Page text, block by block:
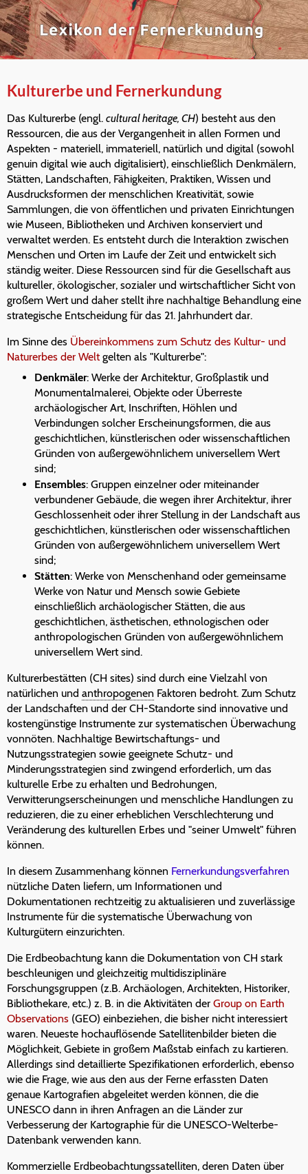
Kulturerbe und Fernerkundung
Das Kulturerbe (engl. cultural heritage, CH) besteht aus den
Ressourcen, die aus der Vergangenheit in allen Formen und
Aspekten - materiell, immateriell, natürlich und digital (sowohl
genuin digital wie auch digitalisiert), einschließlich Denkmälern,
Stätten, Landschaften, Fähigkeiten, Praktiken, Wissen und
Ausdrucksformen der menschlichen Kreativität, sowie
Sammlungen, die von öffentlichen und privaten Einrichtungen
wie Museen, Bibliotheken und Archiven konserviert und
verwaltet werden. Es entsteht durch die Interaktion zwischen
Menschen und Orten im Laufe der Zeit und entwickelt sich
ständig weiter. Diese Ressourcen sind für die Gesellschaft aus
kultureller, ökologischer, sozialer und wirtschaftlicher Sicht von
großem Wert und daher stellt ihre nachhaltige Behandlung eine
strategische Entscheidung für das 21. Jahrhundert dar.
Im Sinne des Übereinkommens zum Schutz des Kultur- und
Naturerbes der Weltgelten als "Kulturerbe":
Denkmäler: Werke der Architektur, Großplastik und
Monumentalmalerei, Objekte oder Überreste
archäologischer Art, Inschriften, Höhlen und
Verbindungen solcher Erscheinungsformen, die aus
geschichtlichen, künstlerischen oder wissenschaftlichen
Gründen von außergewöhnlichem universellem Wert
sind;
Ensembles: Gruppen einzelner oder miteinander
verbundener Gebäude, die wegen ihrer Architektur, ihrer
Geschlossenheit oder ihrer Stellung in der Landschaft aus
geschichtlichen, künstlerischen oder wissenschaftlichen
Gründen von außergewöhnlichem universellem Wert
sind;
Stätten: Werke von Menschenhand oder gemeinsame
Werke von Natur und Mensch sowie Gebiete
einschließlich archäologischer Stätten, die aus
geschichtlichen, ästhetischen, ethnologischen oder
anthropologischen Gründen von außergewöhnlichem
universellem Wert sind.
Kulturerbestätten (CH sites) sind durch eine Vielzahl von
natürlichen und anthropogenen Faktoren bedroht. Zum Schutz
der Landschaften und der CH-Standorte sind innovative und
kostengünstige Instrumente zur systematischen Überwachung
vonnöten. Nachhaltige Bewirtschaftungs- und
Nutzungsstrategien sowie geeignete Schutz- und
Minderungsstrategien sind zwingend erforderlich, um das
kulturelle Erbe zu erhalten und Bedrohungen,
Verwitterungserscheinungen und menschliche Handlungen zu
reduzieren, die zu einer erheblichen Verschlechterung und
Veränderung des kulturellen Erbes und "seiner Umwelt" führen
können.
In diesem Zusammenhang können Fernerkundungsverfahren
nützliche Daten liefern, um Informationen und
Dokumentationen rechtzeitig zu aktualisieren und zuverlässige
Instrumente für die systematische Überwachung von
Kulturgütern einzurichten.
Die Erdbeobachtung kann die Dokumentation von CH stark
beschleunigen und gleichzeitig multidisziplinäre
Forschungsgruppen (z.B. Archäologen, Architekten, Historiker,
Bibliothekare, etc.) z. B. in die Aktivitäten der Group on Earth
Observations (GEO) einbeziehen, die bisher nicht interessiert
waren. Neueste hochauflösende Satellitenbilder bieten die
Möglichkeit, Gebiete in großem Maßstab einfach zu kartieren.
Allerdings sind detaillierte Spezifikationen erforderlich, ebenso
wie die Frage, wie aus den aus der Ferne erfassten Daten
genaue Kartografien abgeleitet werden können, die die
UNESCO dann in ihren Anfragen an die Länder zur
Verbesserung der Kartographie für die UNESCO-Welterbe-
Datenbank verwenden kann.
Kommerzielle Erdbeobachtungssatelliten, deren Daten über